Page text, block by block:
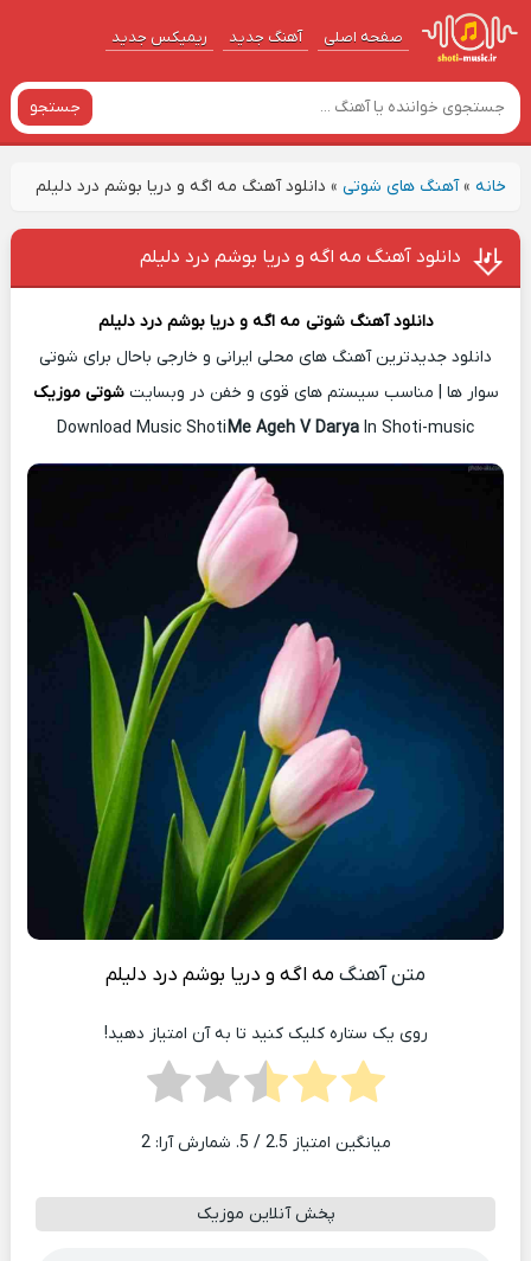
صفحه اصلی آهنگ‌ جدید ریمیکس جدید
جستجو
خانه»آهنگ های شوتی» دانلود آهنگ مه اگه و دریا بوشم درد دلیلم
دانلود آهنگ مه اگه و دریا بوشم درد دلیلم
دانلود آهنگ شوتی مه اگه و دریا بوشم درد دلیلم
دانلود جدیدترین آهنگ های محلی ایرانی و خارجی باحال برای شوتی
سوار ها | مناسب سیستم های قوی و خفن در وبسایتشوتی موزیک
Download Music ShotiMe Ageh V Darya In Shoti-music
متن آهنگ مه اگه و دریا بوشم درد دلیلم
روی یک ستاره کلیک کنید تا به آن امتیاز دهید!
میانگین امتیاز 2.5 / 5. شمارش آرا: 2
پخش آنلاین موزیک